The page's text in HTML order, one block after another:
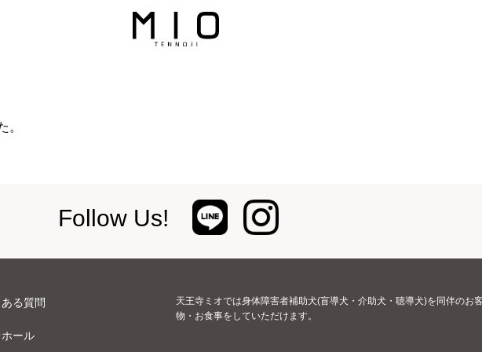
。
Follow Us!
る質問
ール
天王寺ミオでは身体障害者補助犬(盲導犬・介助犬・聴導犬)を同伴のお
物・お食事をしていただけます。